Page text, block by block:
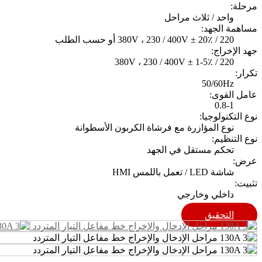
مرحلة:
واحد / ثلاث مراحل
مساهمة الجهد:
220 / 380V ، 230 / 400V ± 20٪ أو حسب الطلب
جهد الإخراج:
220 / 380V ، 230 / 400V ± 1-5٪
تكرار:
50/60Hz
عامل القوى:
0.8-1
نوع التكنولوجيا:
نوع المؤازرة مع فرشاة الكربون الأسطوانة
نوع التنظيم:
تحكم مستقل في الجهد
عرض:
شاشة LED / تعمل باللمس HMI
تثبيت:
داخلي وخارجي
التحقيق